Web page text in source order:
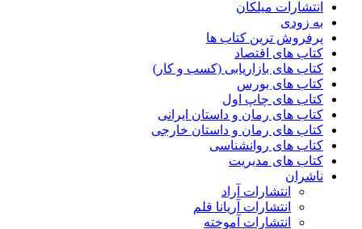
انتشارات میلکان
به زودی
پرفروش ترین کتاب ها
کتاب های اقتصاد
کتاب های بازاریابی (کسب و کار)
کتاب های بورس
کتاب های چاپ اول
کتاب های رمان و داستان ایرانی
کتاب های رمان و داستان خارجی
کتاب های روانشناسی
کتاب های مدیریت
ناشران
انتشارات آراد
انتشارات آریانا قلم
انتشارات آموخته